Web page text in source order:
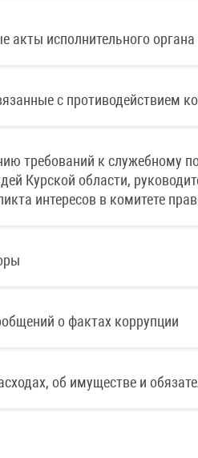
исполнительного
с противодействием
требований к служебному
Курской области,
интересов в комитете
о фактах коррупции
об имуществе и